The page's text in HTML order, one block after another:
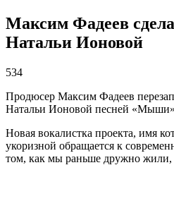
Максим Фадеев
Натальи Ионовой
534
Продюсер Максим Фадеев
Натальи Ионовой песней
Новая вокалистка проекта, имя
укоризной обращается к
том, как мы раньше дружно жили,